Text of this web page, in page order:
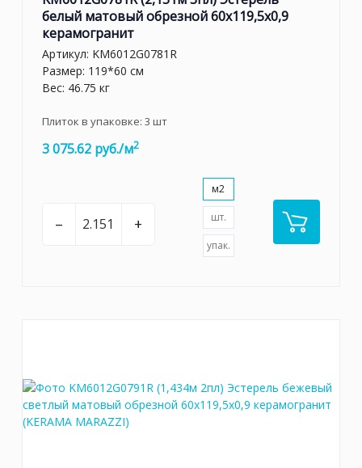
белый матовый обрезной 60x119,5x0,9
керамогранит
Артикул: KM6012G0781R
Размер: 119*60 см
Вес: 46.75 кг
Плиток в упаковке: 3 шт
3 075.62 руб./м2
– +
м2
шт.
упак.